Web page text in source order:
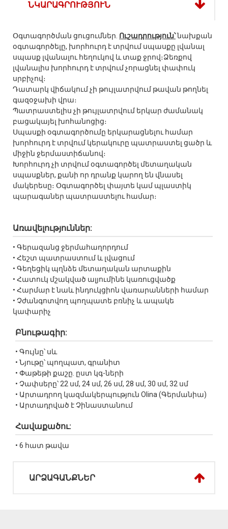
ՆԿԱՐԱԳՐՈՒԹՅՈՒՆ
Օգտագործման ցուցումներ. Ուշադրություն՝նախքան
օգտագործելը, խորհուրդ է տրվում սպասքը լվանալ
սպասք լվանալու հեղուկով և տաք ջրով։Ձեռքով
լվանալիս խորհուրդ է տրվում չորացնել փափուկ
սրբիչով։
Դատարկ վիճակում չի թույլատրվում թավան թողնել
գազօջախի վրա։
Պատրաստելիս չի թույլատրվում երկար ժամանակ
բացակայել խոհանոցից։
Սպասքի օգտագործումը երկարացնելու համար
խորհուրդ է տրվում կերակուրը պատրաստել ցածր և
միջին ջերմաստիճանով։
Խորհուրդ չի տրվում օգտագործել մետաղական
սպասքներ, քանի որ դրանք կարող են վնասել
մակերեսը։ Օգտագործել փայտե կամ պլաստիկ
պարագաներ պատրաստելու համար։
Առավելություններ:
• Գերազանց ջերմահաղորդում
• Հեշտ պատրաստում և լվացում
• Գեղեցիկ պղնձե մետաղական արտաքին
• Հատուկ մշակված ալյումինե կառուցվածք
• Հարմար է նաև ինդուկցիոն վառարանների համար
• Չժանգոտվող պողպատե բռնիչ և ապակե
կափարիչ
Բնութագիր:
• Գույնը՝ սև
• Նյութը՝ պողպատ, գրանիտ
• Փաթեթի քաշը. ըստ կգ-ների
• Չափսերը՝ 22 սմ, 24 սմ, 26 սմ, 28 սմ, 30 սմ, 32 սմ
• Արտադրող կազմակերպություն Olina (Գերմանիա)
• Արտադրված է Չինաստանում
Հավաքածու:
• 6 հատ թավա
ԱՐՁԱԳԱՆՔՆԵՐ